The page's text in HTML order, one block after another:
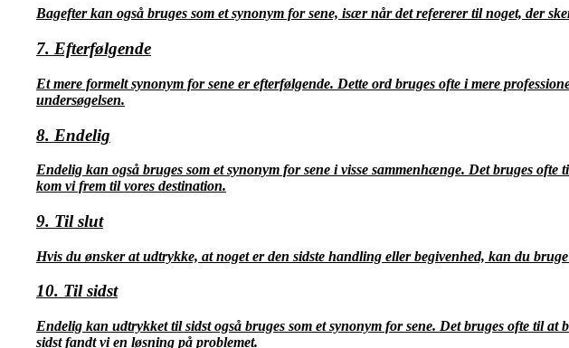
Bagefter kan også bruges som et synonym for sene, især når det refererer til noget, der
7. Efterfølgende
Et mere formelt synonym for sene er efterfølgende. Dette ord bruges ofte i mere
undersøgelsen.
8. Endelig
Endelig kan også bruges som et synonym for sene i visse sammenhænge. Det bruges
kom vi frem til vores destination.
9. Til slut
Hvis du ønsker at udtrykke, at noget er den sidste handling eller begivenhed, kan du
10. Til sidst
Endelig kan udtrykket til sidst også bruges som et synonym for sene. Det bruges ofte til
sidst fandt vi en løsning på problemet.